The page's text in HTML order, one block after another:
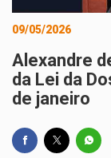
09/05/2026
Alexandre
da Lei da
de janeiro